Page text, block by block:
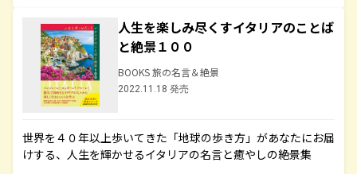
人生を楽しみ尽くすイタリアのことば
と絶景１００
BOOKS 旅の名言＆絶景
2022.11.18 発売
世界を４０年以上歩いてきた「地球の歩き方」があなたにお届
けする、人生を輝かせるイタリアの名言と癒やしの絶景集